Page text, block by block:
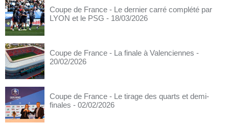
Coupe de France - Le dernier carré complété par
LYON et le PSG - 18/03/2026
Coupe de France - La finale à Valenciennes -
20/02/2026
Coupe de France - Le tirage des quarts et demi-
finales - 02/02/2026